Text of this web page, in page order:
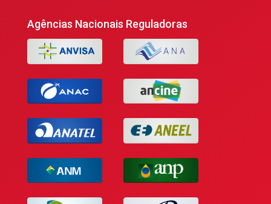
Agências Nacionais Reguladoras